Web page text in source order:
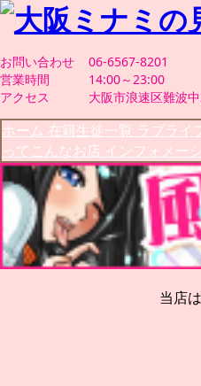
お問い合わせ
06-6567-8201
営業時間
14:00～23:00
アクセス
大阪市浪速区難波
ホーム 在籍生徒一覧 ラブライ
ってこんなお店 インフォメー
当店